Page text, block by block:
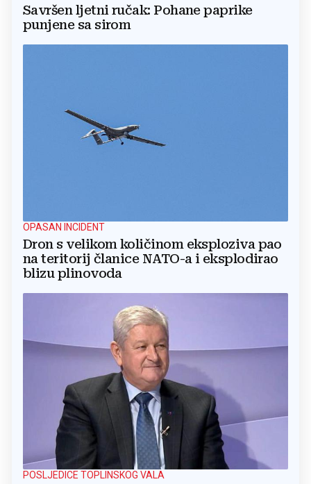
Savršen ljetni ručak: Pohane paprike
punjene sa sirom
OPASAN INCIDENT
Dron s velikom količinom eksploziva pao
na teritorij članice NATO-a i eksplodirao
blizu plinovoda
POSLJEDICE TOPLINSKOG VALA